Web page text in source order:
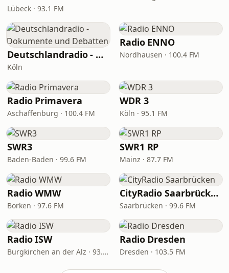
Lübeck · 93.1 FM
Deutschlandradio - Dokumente und Debatten
Köln
Radio ENNO
Nordhausen · 100.4 FM
Radio Primavera
Aschaffenburg · 100.4 FM
WDR 3
Köln · 95.1 FM
SWR3
Baden-Baden · 99.6 FM
SWR1 RP
Mainz · 87.7 FM
Radio WMW
Borken · 97.6 FM
CityRadio Saarbrücken
Saarbrücken · 99.6 FM
Radio ISW
Burgkirchen an der Alz · 93.1 FM
Radio Dresden
Dresden · 103.5 FM